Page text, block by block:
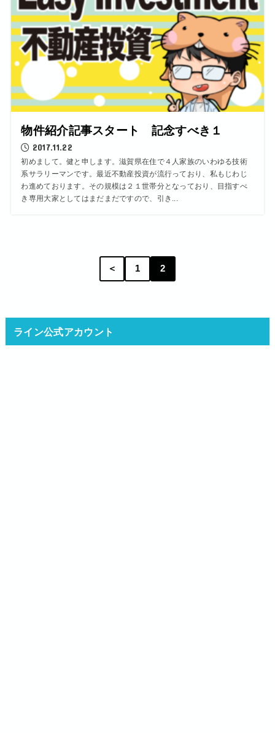
物件紹介記事スタート 記念すべき１
2017.11.22
初めまして。健と申します。滋賀県在住で４人家族のいわゆる技術
系サラリーマンです。最近不動産投資が流行っており、私もじわじ
わ進めております。その規模は２１世帯分となっており、目指すべ
き専用大家としてはまだまだですので、引き...
＜ 1 2
ライン公式アカウント